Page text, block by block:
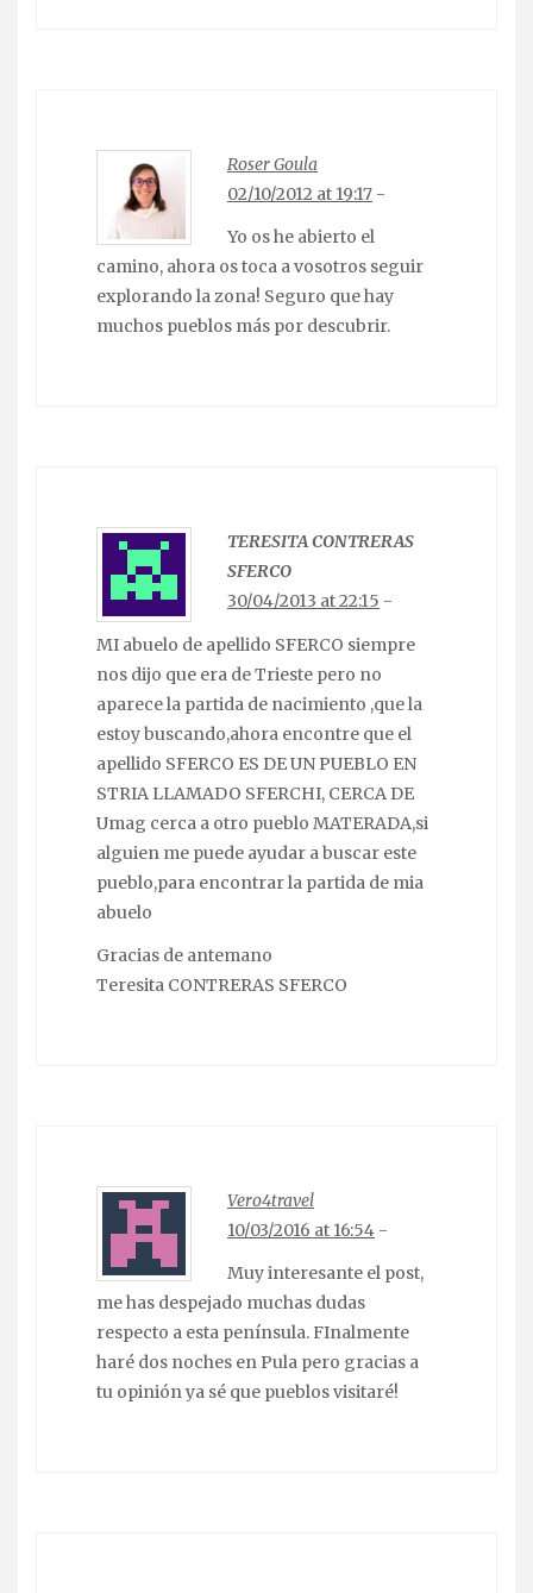
Roser Goula
02/10/2012 at 19:17 -
Yo os he abierto el
camino, ahora os toca a vosotros seguir
explorando la zona! Seguro que hay
muchos pueblos más por descubrir.
TERESITA CONTRERAS
SFERCO
30/04/2013 at 22:15 -
MI abuelo de apellido SFERCO siempre
nos dijo que era de Trieste pero no
aparece la partida de nacimiento ,que la
estoy buscando,ahora encontre que el
apellido SFERCO ES DE UN PUEBLO EN
STRIA LLAMADO SFERCHI, CERCA DE
Umag cerca a otro pueblo MATERADA,si
alguien me puede ayudar a buscar este
pueblo,para encontrar la partida de mia
abuelo
Gracias de antemano
Teresita CONTRERAS SFERCO
Vero4travel
10/03/2016 at 16:54 -
Muy interesante el post,
me has despejado muchas dudas
respecto a esta península. FInalmente
haré dos noches en Pula pero gracias a
tu opinión ya sé que pueblos visitaré!